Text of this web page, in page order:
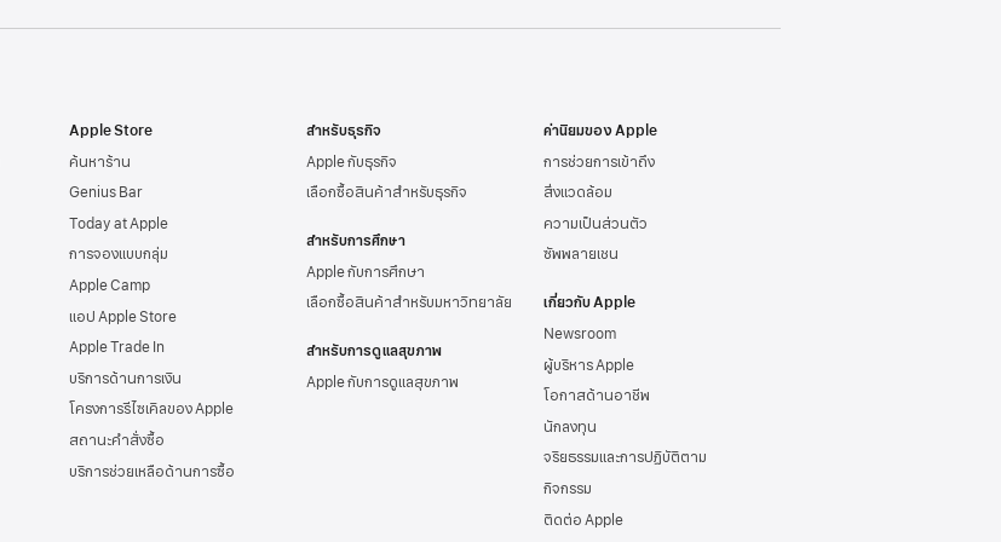
Apple Store
ค้นหาร้าน
Genius Bar
Today at Apple
การจองแบบกลุ่ม
Apple Camp
แอป Apple Store
Apple Trade In
บริการด้านการเงิน
โครงการรีไซเคิลของ Apple
สถานะคำสั่งซื้อ
บริการช่วยเหลือด้านการซื้อ
สำหรับธุรกิจ
Apple กับธุรกิจ
เลือกซื้อสินค้าสำหรับธุรกิจ
สำหรับการศึกษา
Apple กับการศึกษา
เลือกซื้อสินค้าสำหรับมหาวิทยาลัย
สำหรับการดูแลสุขภาพ
Apple กับการดูแลสุขภาพ
ค่านิยมของ Apple
การช่วยการเข้าถึง
สิ่งแวดล้อม
ความเป็นส่วนตัว
ซัพพลายเชน
เกี่ยวกับ Apple
Newsroom
ผู้บริหาร Apple
โอกาสด้านอาชีพ
นักลงทุน
จริยธรรมและการปฏิบัติตาม
กิจกรรม
ติดต่อ Apple